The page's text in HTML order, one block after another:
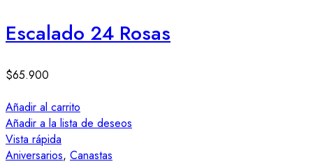
Escalado 24 Rosas
$65.900
Añadir al carrito
Añadir a la lista de deseos
Vista rápida
Aniversarios, Canastas